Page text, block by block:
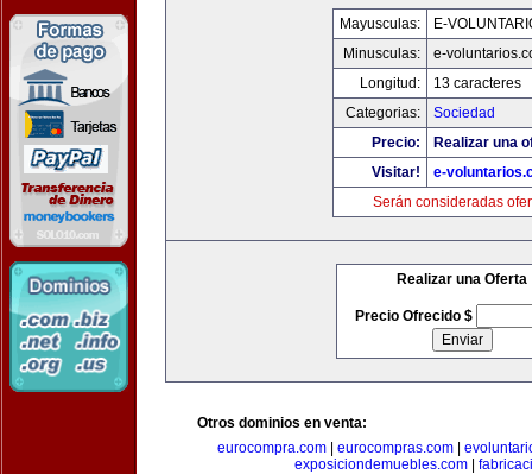
Mayusculas:
E-
Minusculas:
e-
Longitud:
13 caracteres
Categorias:
Sociedad
Precio:
Realizar una
Visitar!
e-
Serán consideradas
Realizar una Oferta
Precio Ofrecido $
Otros dominios en venta:
eurocompra.com| eurocompras.com|
exposiciondemuebles.com|